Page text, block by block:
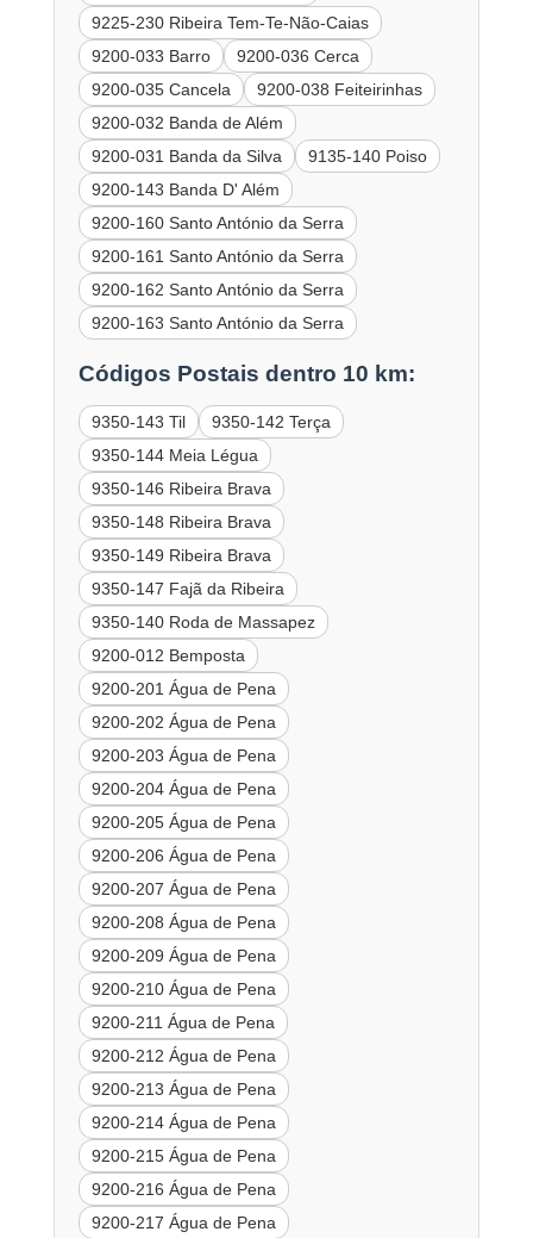
9225-230 Ribeira Tem-Te-Não-Caias
9200-033 Barro
9200-036 Cerca
9200-035 Cancela
9200-038 Feiteirinhas
9200-032 Banda de Além
9200-031 Banda da Silva
9135-140 Poiso
9200-143 Banda D' Além
9200-160 Santo António da Serra
9200-161 Santo António da Serra
9200-162 Santo António da Serra
9200-163 Santo António da Serra
Códigos Postais dentro 10 km:
9350-143 Til
9350-142 Terça
9350-144 Meia Légua
9350-146 Ribeira Brava
9350-148 Ribeira Brava
9350-149 Ribeira Brava
9350-147 Fajã da Ribeira
9350-140 Roda de Massapez
9200-012 Bemposta
9200-201 Água de Pena
9200-202 Água de Pena
9200-203 Água de Pena
9200-204 Água de Pena
9200-205 Água de Pena
9200-206 Água de Pena
9200-207 Água de Pena
9200-208 Água de Pena
9200-209 Água de Pena
9200-210 Água de Pena
9200-211 Água de Pena
9200-212 Água de Pena
9200-213 Água de Pena
9200-214 Água de Pena
9200-215 Água de Pena
9200-216 Água de Pena
9200-217 Água de Pena